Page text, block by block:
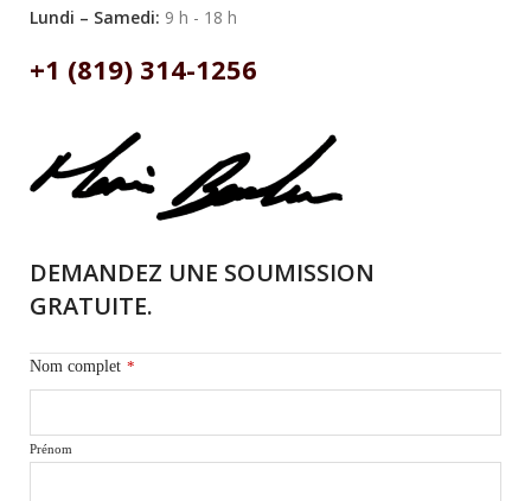
Lundi – Samedi: 9 h - 18 h
+1 (819) 314-1256
DEMANDEZ UNE SOUMISSION
GRATUITE.
Nom complet *
Prénom